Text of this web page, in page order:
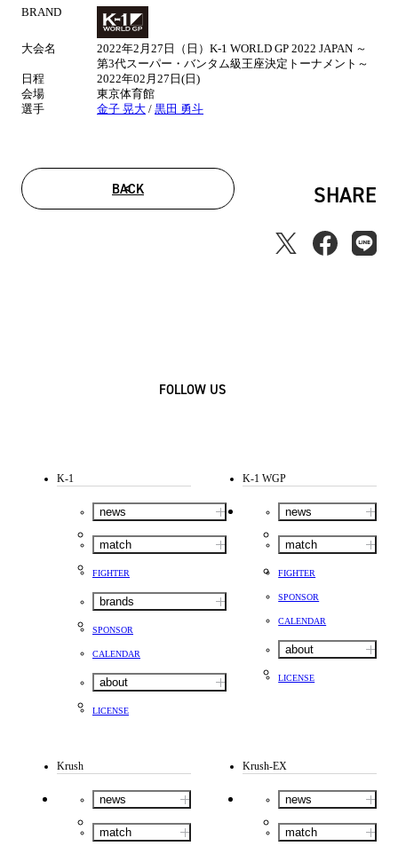
BRAND
大会名
2022年2月27日（日）K-1 WORLD GP 2022 JAPAN ～
第3代スーパー・バンタム級王座決定トーナメント～
日程
2022年02月27日(日)
会場
東京体育館
選手
金子 晃大 / 黒田 勇斗
BACK SHARE
FOLLOW US
K-1
news
match
FIGHTER
brands
SPONSOR
CALENDAR
about
LICENSE
K-1 WGP
news
match
FIGHTER
SPONSOR
CALENDAR
about
LICENSE
Krush
news
match
Krush-EX
news
match